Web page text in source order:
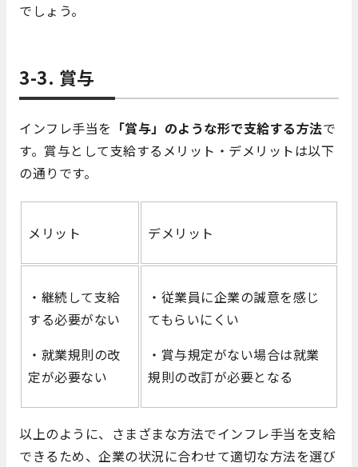
でしょう。
3-3. 賞与
インフレ手当を 「賞与」のような形で支給する方法で
す。賞与として支給するメリット・デメリットは以下
の通りです。
メリット デメリット
・継続して支給
する必要がない
・就業規則の改
定が必要ない
・従業員に企業の誠意を感じ
てもらいにくい
・賞与規定がない場合は就業
規則の改訂が必要となる
以上のように、さまざまな方法でインフレ手当を支給
できるため、企業の状況に合わせて適切な方法を選び